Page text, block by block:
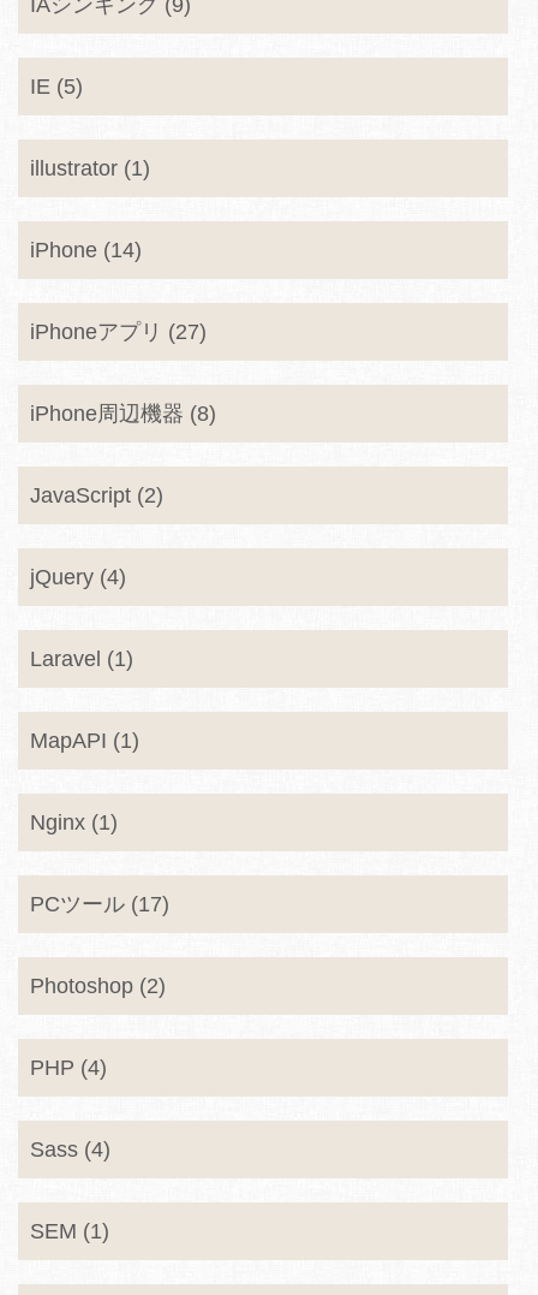
IAシンキング (9)
IE (5)
illustrator (1)
iPhone (14)
iPhoneアプリ (27)
iPhone周辺機器 (8)
JavaScript (2)
jQuery (4)
Laravel (1)
MapAPI (1)
Nginx (1)
PCツール (17)
Photoshop (2)
PHP (4)
Sass (4)
SEM (1)